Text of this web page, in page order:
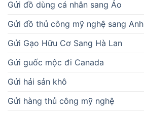
Gửi đồ dùng cá nhân sang Áo
Gửi đồ thủ công mỹ nghệ sang Anh
Gửi Gạo Hữu Cơ Sang Hà Lan
Gửi guốc mộc đi Canada
Gửi hải sản khô
Gửi hàng thủ công mỹ nghệ